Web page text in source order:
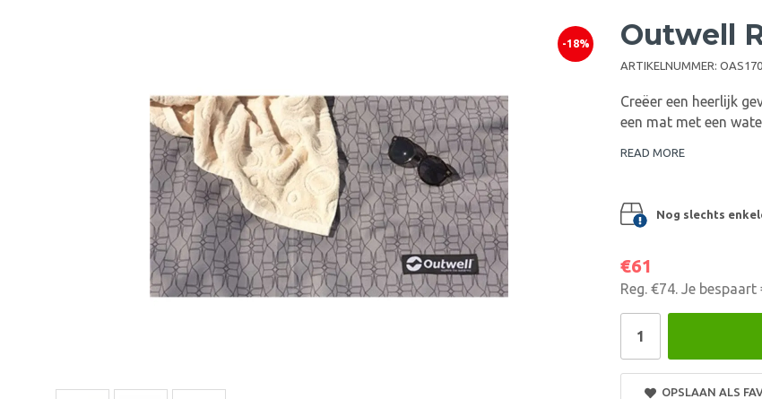
-18% Outwell
ARTIKELNUMMER:
Creëer een heerlijk
een mat met een
READ MORE
Nog slechts
€61
Reg. €74. Je bespaart
OPSLAAN ALS